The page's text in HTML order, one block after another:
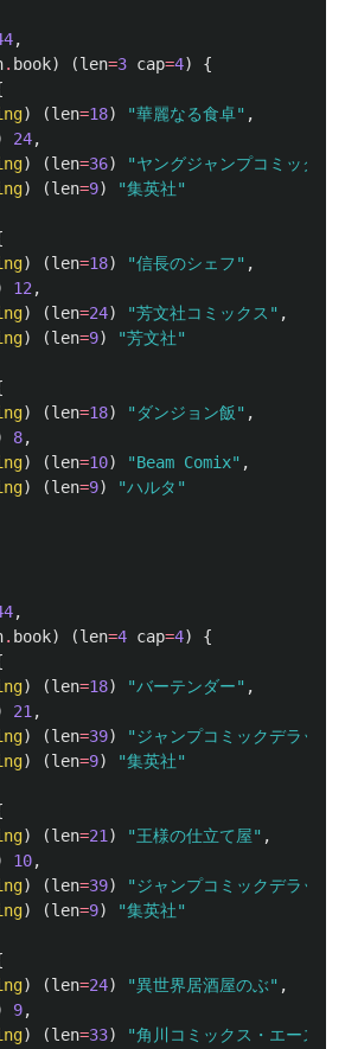
,
. book) (len=3 cap=4)
{
) (len=18) "華麗なる食卓" ,
24,
) (len=36)
"ヤングジャンプコミックス"
) (len=9)
"集英社"
) (len=18) "信長のシェフ" ,
12 ,
) (len=24) "芳文社コミックス" ,
) (len=9)
"芳文社"
) (len=18) "ダンジョン飯" ,
8,
) (len=10) "Beam Comix" ,
) (len=9)
"ハルタ"
,
. book) (len=4 cap=4)
{
) (len=18) "バーテンダー" ,
21 ,
) (len=39)
"ジャンプコミックデラック
) (len=9)
"集英社"
) (len=21 ) "王様の仕立て屋" ,
10,
) (len=39)
"ジャンプコミックデラック
) (len=9)
"集英社"
) (len=24) "異世界居酒屋のぶ" ,
9,
) (len=33) "角川コミックス・エース"